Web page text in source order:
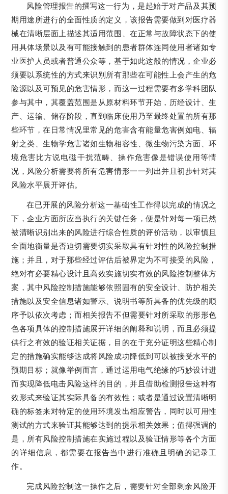
风险管理报告的撰写这一行为，是起始于对产品及其预
期用途所进行的全面性质的定义，该报告需要做到对医疗器
械在清晰层面上描述其适用范围、在正常与故障状态下的使
用具体场景以及有可能接触到的患者群体连同使用者诸如专
业医护人员或者普通公众等，基于如此这般的情况，企业必
须要以系统性的方式来识别所有那些在可能性上会产生的危
险源以及可预见的危害情形，而这一过程需要有多学科团队
参与其中，其覆盖范围是从原材料环节开始，历经设计、生
产、运输、储存阶段，直到临床使用乃至最终处置的所有那
些环节，在日常情况里常见的危害含有能量危害例如电、辐
射之类、生物学危害诸如生物相容性、微生物污染方面、环
境危害比方说电磁干扰范畴、操作危害像是错误使用等情
况，风险分析需要将所有危害情形一一列出并且初步针对其
风险水平展开评估。
在已开展的风险分析这一基础性工作得以完成的情况之
下，企业方面所应当执行的关键任务，便是针对每一项已然
被清晰识别出来的风险进行综合性质的评价活动，以审慎且
全面地衡量是否迫切需要切实采取具有针对性的风险控制措
施；并且，对于那些经过评估后被界定为不可接受的风险，
绝对有必要精心设计且高效实施切实有效的风险控制整体方
案，其中风险控制措施能够依照固有的安全设计、防护相关
措施以及安全信息诸如警示、说明书等所具备的优先级的顺
序予以依次考虑；而相关报告不但需要针对所采取的形形色
色各项具体的控制措施展开详细的阐释和说明，而且必须提
供行之有效的验证相关证据，目的在于充分证明这些精心制
定的措施确实能够达成将风险成功降低到可以被接受水平的
预期目标；就像举例而言，通过运用电气绝缘的巧妙设计进
而实现降低电击风险这样的目的，并且借助检测报告这种有
效形式来验证其实际具备的有效性；或者是通过设置清晰明
确的标签来对特定的使用环境发出相应警告，同时以可用性
测试的方式来验证其能够达到的提示相关效果；值得强调的
是，所有风险控制措施在实施过程以及验证情形等各个方面
的详细信息，都需要在报告当中进行准确且明确的记录工
作。
完成风险控制这一操作之后，需要针对全部剩余风险开